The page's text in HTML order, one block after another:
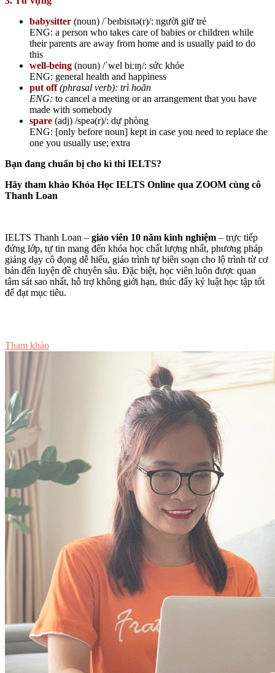
babysitter (noun) /ˈbeɪbisɪtə(r)/: người giữ trẻ
ENG: ​a person who takes care of babies or children while
their parents are away from home and is usually paid to do
this
well-being (noun) /ˈwel biːɪŋ/: sức khỏe
ENG: general health and happiness
put off(phrasal verb): trì hoãn
ENG: to cancel a meeting or an arrangement that you have
made with somebody
spare (adj) /speə(r)/: dự phòng
ENG: [only before noun] kept in case you need to replace the
one you usually use; extra
Bạn đang chuẩn bị cho kì thi IELTS?
Hãy tham khảo Khóa Học IELTS Online qua ZOOM cùng cô
Thanh Loan
IELTS Thanh Loan – giáo viên 10 năm kinh nghiệm – trực tiếp
đứng lớp, tự tin mang đến khóa học chất lượng nhất, phương pháp
giảng dạy cô đọng dễ hiểu, giáo trình tự biên soạn cho lộ trình từ cơ
bản đến luyện đề chuyên sâu. Đặc biệt, học viên luôn được quan
tâm sát sao nhất, hỗ trợ không giới hạn, thúc đẩy kỷ luật học tập tốt
để đạt mục tiêu.
Tham khảo